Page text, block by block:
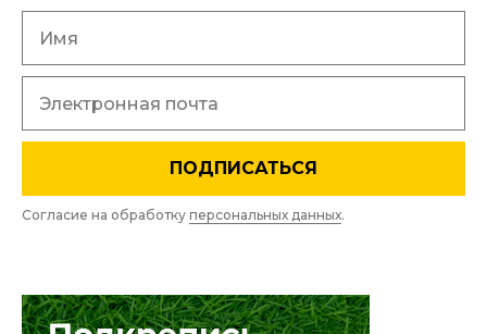
ПОДПИСАТЬСЯ
Согласие на обработку персональных данных.